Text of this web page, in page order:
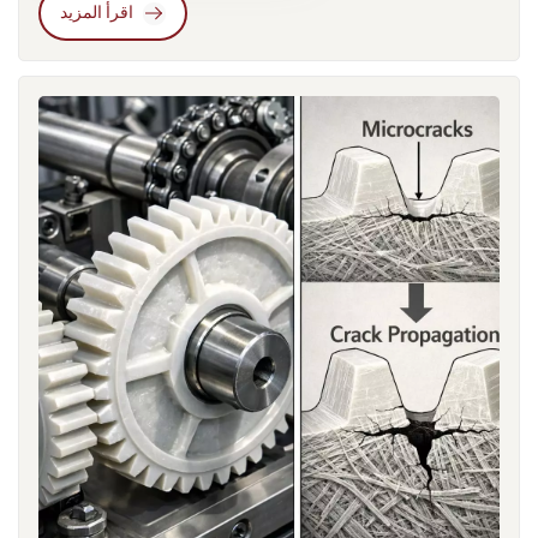
ذات محتوى ألياف أعلى مثل PA66 GF50، بالإضافة إلى تحسينات
إلى أنه في تطبيقات النقل المستمر، فإن معايير القوة وحدها غير
كافية لاختيار المواد بشكل موثوق. ينبغي إدخال بيانات اختبار الإجهاد
خلال مرحلة اختيار المواد المبكرة، وينبغي أن يعكس تقييم العمر
الافتراضي ظروف التشغيل الفعلية. ل مواد النايلون المعدلة، يمكن
لعوامل مثل محتوى الألياف، وتوافق الواجهة، واتجاه المعالجة،
والرطوبة البيئية أن تؤثر بشكل كبير على أداء مقاومة الإجهاد.في نهاية
المطاف، تتطلب القرارات الهندسية الموثوقة فهم كيفية مواد
التصرف تحت تأثير الإجهاد الدوري طويل الأمد بدلاً من الاعتماد فقط
على قيم القوة الثابتة.
اقرأ المزيد